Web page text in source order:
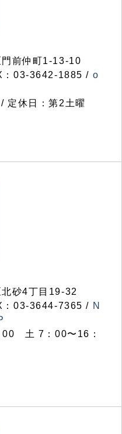
前仲町1-13-10
03-3642-1885 / o
定休日：第2土曜
砂4丁目19-32
：03-3644-7365 / N
00 土 7：00〜16：